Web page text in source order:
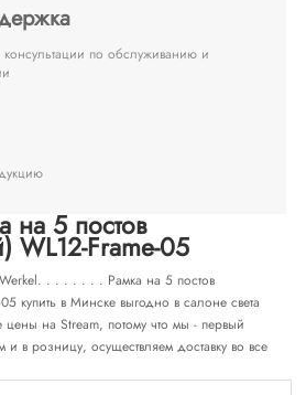
консультации по обслуживанию и
на 5 постов
WL12-Frame-05
. . . . . . . Рамка на 5 постов
купить в Минске выгодно в салоне света
на Stream, потому что мы - первый
в розницу, осуществляем доставку во все